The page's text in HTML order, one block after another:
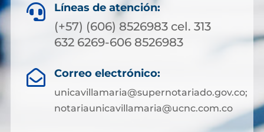
 Líneas de atención:
(+57) (606) 8526983 cel. 313
632 6269-606 8526983
 Correo electrónico:
unicavillamaria@supernotariado.gov.co;
notariaunicavillamaria@ucnc.com.co